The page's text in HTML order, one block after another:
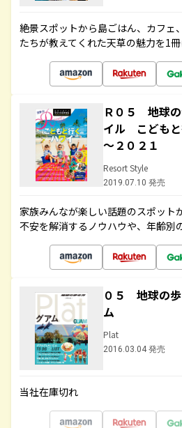
絶景スポットから島ごはん、カフェ
たちが教えてくれた天草の魅力を1
Ｒ０５ 地球
イル こども
～２０２１
Resort Style
2019.07.10 発売
家族みんなが楽しい話題のスポット
不安を解消するノウハウや、年齢別
０５ 地球の
ム
Plat
2016.03.04 発売
当社在庫切れ